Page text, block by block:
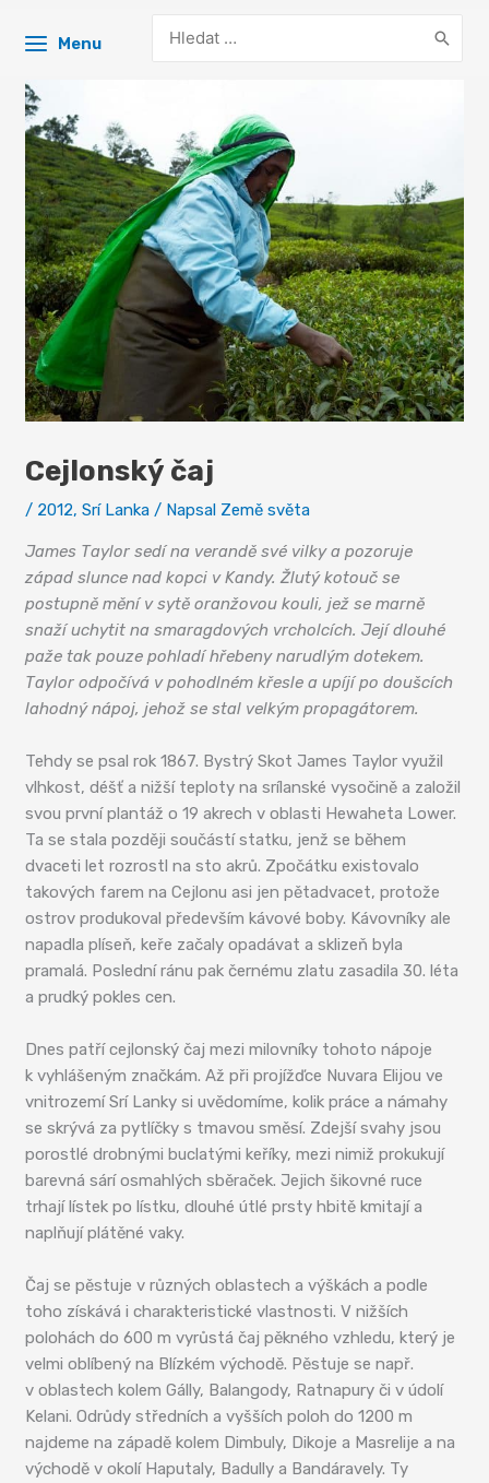
Menu
for:
Cejlonský čaj
/ 2012,Srí Lanka / Napsal Země světa
James Taylor sedí na verandě své vilky a pozoruje
západ slunce nad kopci v Kandy. Žlutý kotouč se
postupně mění v sytě oranžovou kouli, jež se marně
snaží uchytit na smaragdových vrcholcích. Její dlouhé
paže tak pouze pohladí hřebeny narudlým dotekem.
Taylor odpočívá v pohodlném křesle a upíjí po doušcích
lahodný nápoj, jehož se stal velkým propagátorem.
Tehdy se psal rok 1867. Bystrý Skot James Taylor využil
vlhkost, déšť a nižší teploty na srílanské vysočině a založil
svou první plantáž o 19 akrech v oblasti Hewaheta Lower.
Ta se stala později součástí statku, jenž se během
dvaceti let rozrostl na sto akrů. Zpočátku existovalo
takových farem na Cejlonu asi jen pětadvacet, protože
ostrov produkoval především kávové boby. Kávovníky ale
napadla plíseň, keře začaly opadávat a sklizeň byla
pramalá. Poslední ránu pak černému zlatu zasadila 30. léta
a prudký pokles cen.
Dnes patří cejlonský čaj mezi milovníky tohoto nápoje
k vyhlášeným značkám. Až při projížďce Nuvara Elijou ve
vnitrozemí Srí Lanky si uvědomíme, kolik práce a námahy
se skrývá za pytlíčky s tmavou směsí. Zdejší svahy jsou
porostlé drobnými buclatými keříky, mezi nimiž prokukují
barevná sárí osmahlých sběraček. Jejich šikovné ruce
trhají lístek po lístku, dlouhé útlé prsty hbitě kmitají a
naplňují plátěné vaky.
Čaj se pěstuje v různých oblastech a výškách a podle
toho získává i charakteristické vlastnosti. V nižších
polohách do 600 m vyrůstá čaj pěkného vzhledu, který je
velmi oblíbený na Blízkém východě. Pěstuje se např.
v oblastech kolem Gálly, Balangody, Ratnapury či v údolí
Kelani. Odrůdy středních a vyšších poloh do 1200 m
najdeme na západě kolem Dimbuly, Dikoje a Masrelije a na
východě v okolí Haputaly, Badully a Bandáravely. Ty